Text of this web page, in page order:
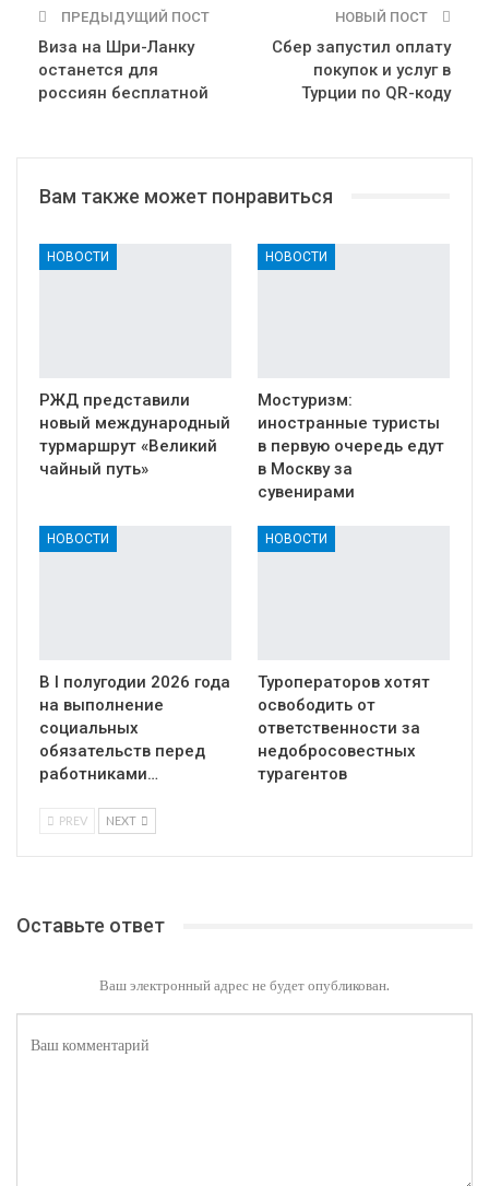
ПРЕДЫДУЩИЙ ПОСТ
Виза на Шри-Ланку
останется для
россиян бесплатной
НОВЫЙ ПОСТ
Сбер запустил оплату
покупок и услуг в
Турции по QR-коду
Вам также может понравиться
НОВОСТИ
РЖД представили
новый международный
турмаршрут «Великий
чайный путь»
НОВОСТИ
Мостуризм:
иностранные туристы
в первую очередь едут
в Москву за
сувенирами
НОВОСТИ
В I полугодии 2026 года
на выполнение
социальных
обязательств перед
работниками…
НОВОСТИ
Туроператоров хотят
освободить от
ответственности за
недобросовестных
турагентов
PREV NEXT
Оставьте ответ
Ваш электронный адрес не будет опубликован.